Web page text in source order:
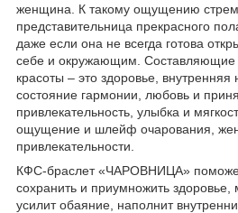
женщина. К такому ощущению
представительница прекрасного
даже если она не всегда готова
себе и окружающим. Составляющие
красоты – это здоровье, внутренняя
состояние гармонии, любовь и
привлекательность, улыбка и
ощущение и шлейф очарования,
привлекательности.
КФС-браслет «ЧАРОВНИЦА»
сохранить и приумножить здоровье,
усилит обаяние, наполнит